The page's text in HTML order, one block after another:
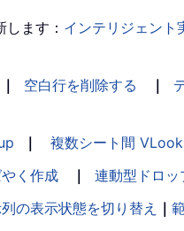
ます： インテリジェント
｜ 空白行を削除する ｜
｜ 複数シート間
く作成 ｜ 連動型ドロッ
の表示状態を切り替え ｜